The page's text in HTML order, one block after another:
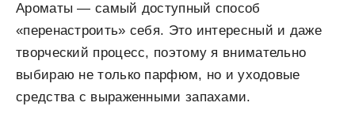
Ароматы — самый доступный способ
«перенастроить» себя. Это интересный и даже
творческий процесс, поэтому я внимательно
выбираю не только парфюм, но и уходовые
средства с выраженными запахами.